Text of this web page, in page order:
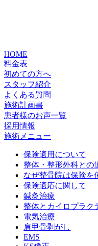
HOME
料金表
初めての方へ
スタッフ紹介
よくある質問
施術計画書
患者様のお声一覧
採用情報
施術メニュー
保険適用について
整体・整形外科との
なぜ整骨院は保険を
保険適応に関して
鍼灸治療
整体とカイロプラク
電気治療
肩甲骨剥がし
EMS